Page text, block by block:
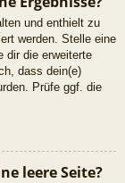
und enthielt zu
werden. Stelle eine
dir die erweiterte
dass dein(e)
Prüfe ggf. die
leere Seite?